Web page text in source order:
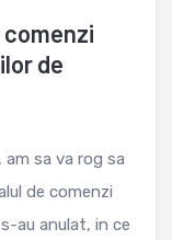
de
sa va rog sa
de comenzi
au anulat, in ce